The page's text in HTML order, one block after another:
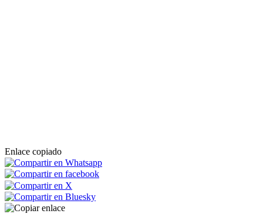
Enlace copiado